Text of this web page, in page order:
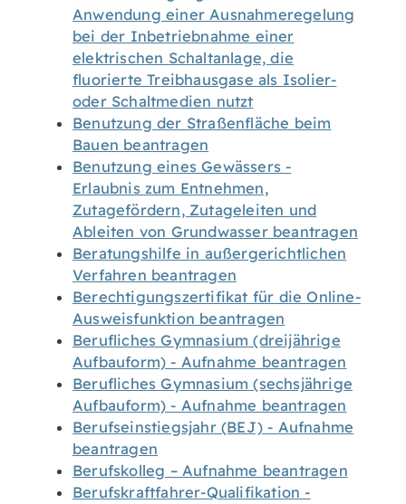
Anwendung einer Ausnahmeregelung
bei der Inbetriebnahme einer
elektrischen Schaltanlage, die
fluorierte Treibhausgase als Isolier-
oder Schaltmedien nutzt
Benutzung der Straßenfläche beim
Bauen beantragen
Benutzung eines Gewässers -
Erlaubnis zum Entnehmen,
Zutagefördern, Zutageleiten und
Ableiten von Grundwasser beantragen
Beratungshilfe in außergerichtlichen
Verfahren beantragen
Berechtigungszertifikat für die Online-
Ausweisfunktion beantragen
Berufliches Gymnasium (dreijährige
Aufbauform) - Aufnahme beantragen
Berufliches Gymnasium (sechsjährige
Aufbauform) - Aufnahme beantragen
Berufseinstiegsjahr (BEJ) - Aufnahme
beantragen
Berufskolleg – Aufnahme beantragen
Berufskraftfahrer-Qualifikation -